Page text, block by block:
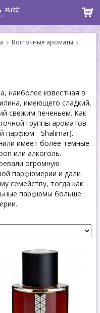
Восточные ароматы
наиболее известная в
имеющего сладкий,
свежим печеньем. Как
группы ароматов
парфюм - Shalimar).
имеет более темные
или алкоголь.
огромную
парфюмерии и дали
семейству, тогда как
парфюмы больше